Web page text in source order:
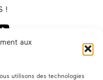
aux
utilisons des technologies
!